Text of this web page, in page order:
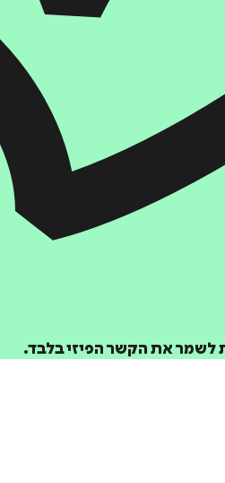
לשמר את הקשר הפיזי בלבד.